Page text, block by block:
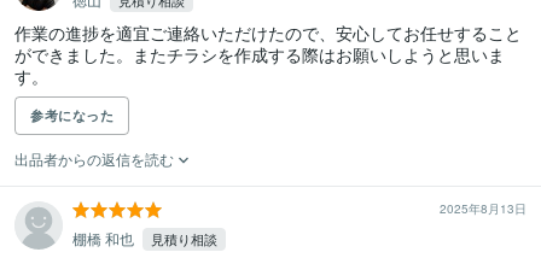
作業の進捗を適宜ご連絡いただけたので、安心してお任せすること
ができました。またチラシを作成する際はお願いしようと思いま
す。
参考になった
出品者からの返信を読む
2025年8月13日
棚橋 和也 見積り相談